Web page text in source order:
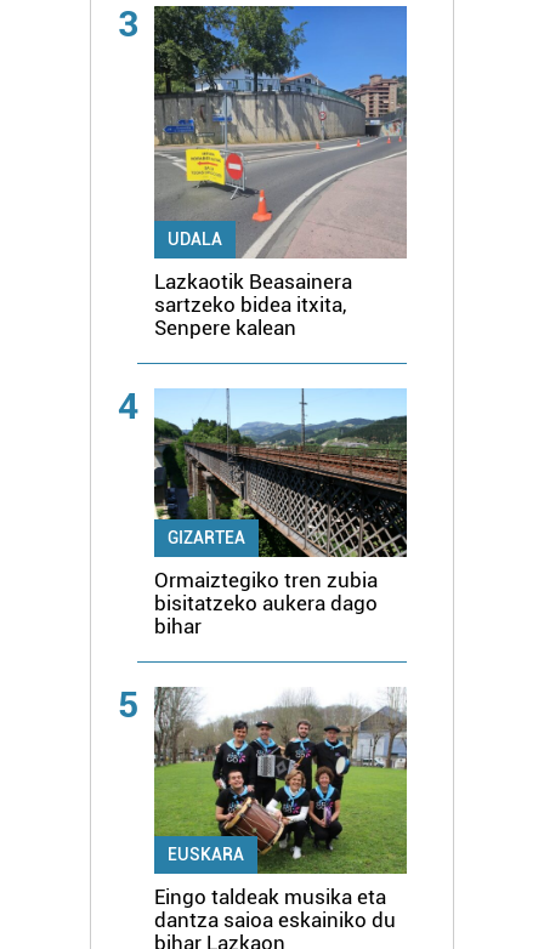
3
UDALA
Lazkaotik Beasainera
sartzeko bidea itxita,
Senpere kalean
4
GIZARTEA
Ormaiztegiko tren zubia
bisitatzeko aukera dago
bihar
5
EUSKARA
Eingo taldeak musika eta
dantza saioa eskainiko du
bihar Lazkaon